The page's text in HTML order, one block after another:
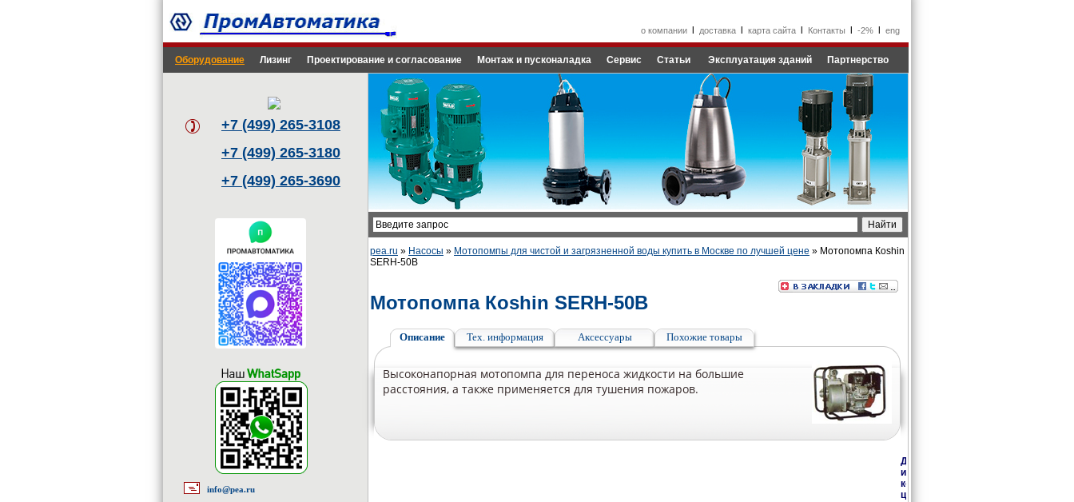
о компании доставка карта сайта Контакты -2% eng
Оборудование Лизинг Проектирование и согласование Монтаж и пусконаладка Сервис Статьи Эксплуатация зданий Партнерство
+7 (499) 265-3108
+7 (499) 265-3180
+7 (499) 265-3690
info@pea.ru
pea.ru » Насосы » Мотопомпы для чистой и загрязненной воды купить в Москве по лучшей цене » Мотопомпа Кoshin
SERH-50B
Мотопомпа Кoshin SERH-50B
Описание Тех. информация Аксессуары Похожие товары
Высоконапорная мотопомпа для переноса жидкости на большие
расстояния, а также применяется для тушения пожаров.
Дополнительная
информация,
консультации,
цены